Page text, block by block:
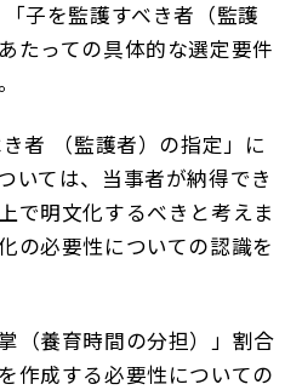
子を監護すべき者（監護
たっての具体的な選定要件
者 （監護者）の指定」に
いては、当事者が納得でき
で明文化するべきと考えま
の必要性についての認識を
（養育時間の分担）」割合
作成する必要性についての